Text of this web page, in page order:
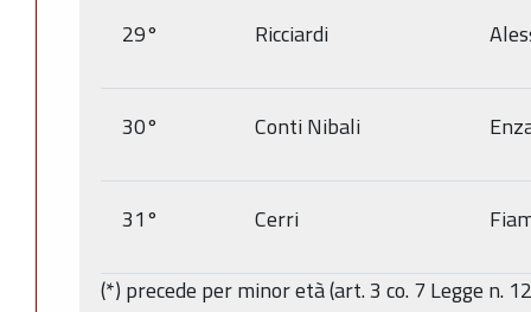
29° Ricciardi
30° Conti Nibali
31° Cerri
(*) precede per minor età (art. 3 co. 7 Legge n.